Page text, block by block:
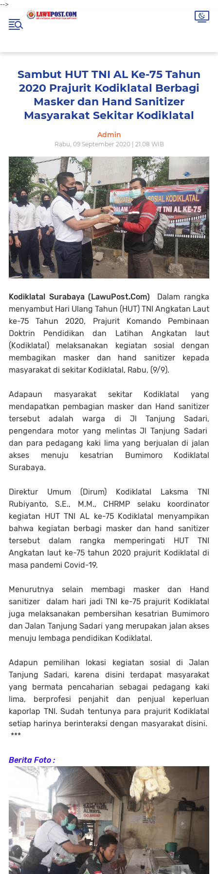
-->
Sambut HUT TNI AL Ke-75 Tahun
2020 Prajurit Kodiklatal Berbagi
Masker dan Hand Sanitizer
Masyarakat Sekitar Kodiklatal
Admin
Rabu, 09 September 2020 | 21.08 WIB
Kodiklatal Surabaya (LawuPost.Com)
Dalam rangka
menyambut Hari Ulang Tahun (HUT) TNI Angkatan Laut
ke-75 Tahun 2020, Prajurit Komando Pembinaan
Doktrin Pendidikan dan Latihan Angkatan laut
(Kodiklatal) melaksanakan kegiatan sosial dengan
membagikan masker dan hand sanitizer kepada
masyarakat di sekitar Kodiklatal, Rabu, (9/9).
Adapaun masyarakat sekitar Kodiklatal yang
mendapatkan pembagian masker dan Hand sanitizer
tersebut adalah warga di Jl Tanjung Sadari,
pengendara motor yang melintas Jl Tanjung Sadari
dan para pedagang kaki lima yang berjualan di jalan
akses menuju kesatrian Bumimoro Kodiklatal
Surabaya.
Direktur Umum (Dirum) Kodiklatal Laksma TNI
Rubiyanto, S.E., M.M., CHRMP selaku koordinator
kegiatan HUT TNI AL ke-75 Kodiklatal menyampikan
bahwa kegiatan berbagi masker dan hand sanitizer
tersebut dalam rangka memperingati HUT TNI
Angkatan laut ke-75 tahun 2020 prajurit Kodiklatal di
masa pandemi Covid-19.
Menurutnya selain membagi masker dan Hand
sanitizer dalam hari jadi TNI ke-75 prajurit Kodiklatal
juga melaksanakan pembersihan kesatrian Bumimoro
dan Jalan Tanjung Sadari yang merupakan jalan akses
menuju lembaga pendidikan Kodiklatal.
Adapun pemilihan lokasi kegiatan sosial di Jalan
Tanjung Sadari, karena disini terdapat masyarakat
yang bermata pencaharian sebagai pedagang kaki
lima, berprofesi penjahit dan penjual keperluan
kaporlap TNI. Sudah tentunya para prajurit Kodiklatal
setiap harinya berinteraksi dengan masyarakat disini.
***
Berita Foto :